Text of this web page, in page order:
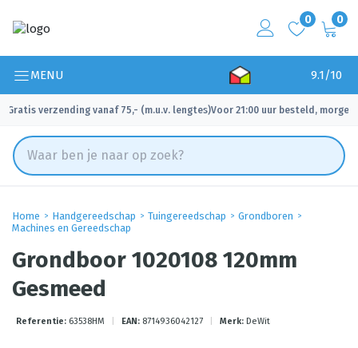
0 0
MENU 9.1/10
Gratis verzending vanaf 75,- (m.u.v. lengtes)
✓ Voor 21:00 uur besteld, morgen
Home Handgereedschap Tuingereedschap
Grondboren
Machines en Gereedschap
Grondboor 1020108 120mm
Gesmeed
Referentie: 63538HM EAN: 8714936042127 Merk: DeWit